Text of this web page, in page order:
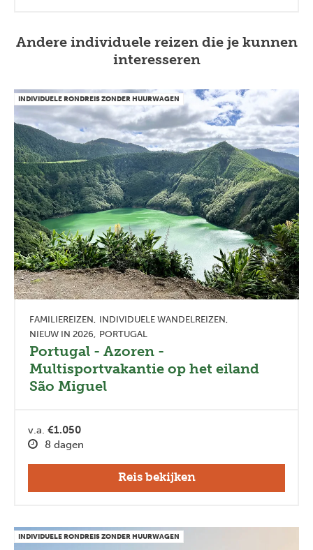
Andere individuele reizen die je kunnen
interesseren
INDIVIDUELE RONDREIS ZONDER HUURWAGEN
FAMILIEREIZEN
INDIVIDUELE WANDELREIZEN
NIEUW IN 2026
PORTUGAL
Portugal - Azoren -
Multisportvakantie op het eiland
São Miguel
v.a. €1.050
8 dagen
Reis bekijken
INDIVIDUELE RONDREIS ZONDER HUURWAGEN